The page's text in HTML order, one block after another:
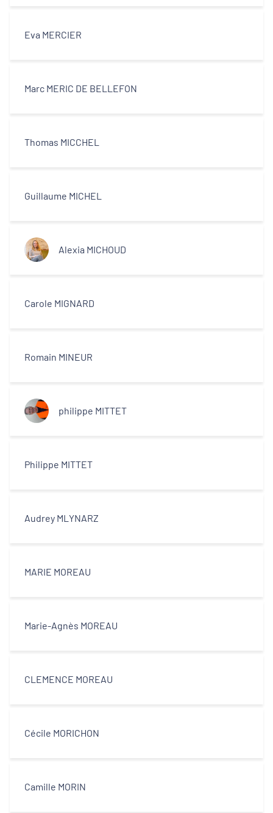
Eva MERCIER
Marc MERIC DE BELLEFON
Thomas MICCHEL
Guillaume MICHEL
Alexia MICHOUD
Carole MIGNARD
Romain MINEUR
philippe MITTET
Philippe MITTET
Audrey MLYNARZ
MARIE MOREAU
Marie-Agnès MOREAU
CLEMENCE MOREAU
Cécile MORICHON
Camille MORIN